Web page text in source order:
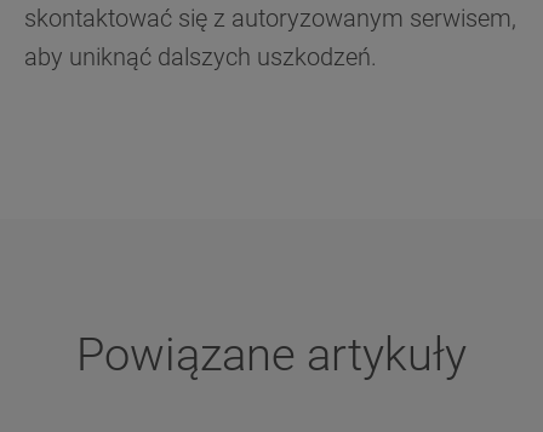
skontaktować się z autoryzowanym serwisem,
aby uniknąć dalszych uszkodzeń.
Powiązane artykuły